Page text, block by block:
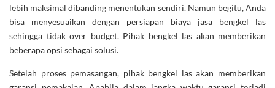
lebih maksimal dibanding menentukan sendiri. Namun begitu, Anda
bisa menyesuaikan dengan persiapan biaya jasa bengkel las
sehingga tidak over budget. Pihak bengkel las akan memberikan
beberapa opsi sebagai solusi.
Setelah proses pemasangan, pihak bengkel las akan memberikan